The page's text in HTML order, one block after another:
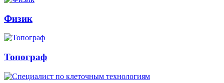
Физик
Топограф